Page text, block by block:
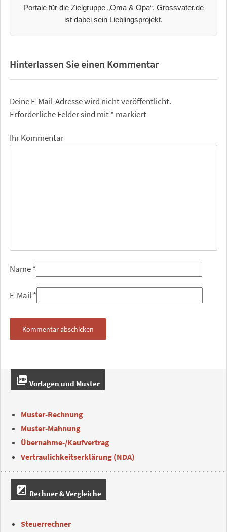
Portale für die Zielgruppe „Oma & Opa“. Grossvater.de
ist dabei sein Lieblingsprojekt.
Hinterlassen Sie einen Kommentar
Deine E-Mail-Adresse wird nicht veröffentlicht.
Erforderliche Felder sind mit* markiert
Ihr Kommentar
Name*
E-Mail*
picture_as_pdf Vorlagen und Muster
Muster-Rechnung
Muster-Mahnung
Übernahme-/Kaufvertrag
Vertraulichkeitserklärung (NDA)
iso Rechner & Vergleiche
Steuerrechner